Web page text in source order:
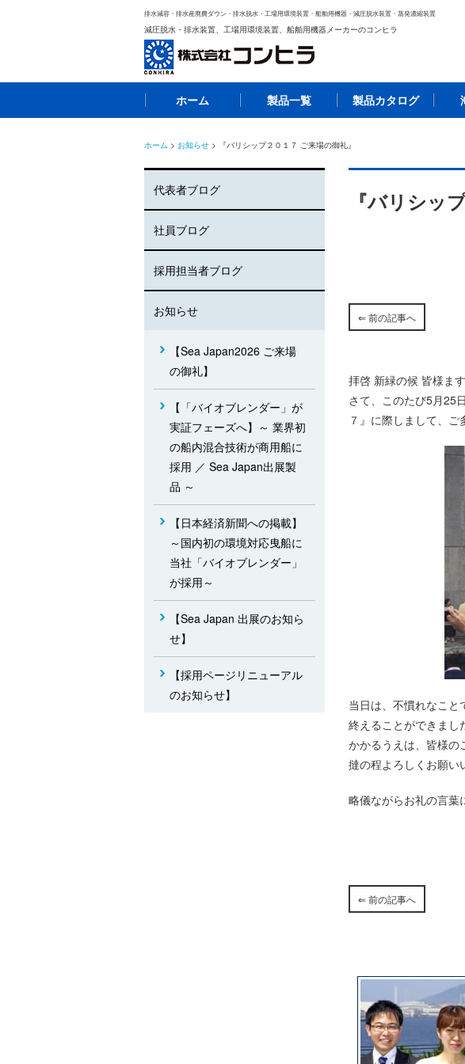
排水減容・排水産廃費ダウン・排水脱水・工場用環境装置・船舶用機器・減圧脱水装置・蒸発濃縮装置
減圧脱水・排水装置、工場用環境装置、船舶用機器メーカーのコンヒラ
ホーム 製品一覧 製品カタログ
ホーム > お知らせ > 『バリシップ２０１７ ご来場の御礼』
『バリシッ
⇐ 前の記事へ
拝啓 新緑の候 皆様ま
さて、このたび5月25
７』に際しまして、
当日は、不慣れなこ
終えることができまし
かかるうえは、皆様の
撻の程よろしくお願い
略儀ながらお礼の言葉
⇐ 前の記事へ
代表者ブログ
社員ブログ
採用担当者ブログ
お知らせ
【Sea Japan2026 ご来場
の御礼】
【「バイオブレンダー」が
実証フェーズへ】～ 業界初
の船内混合技術が商用船に
採用 ／ Sea Japan出展製
品 ～
【日本経済新聞への掲載】
～国内初の環境対応曳船に
当社「バイオブレンダー」
が採用～
【Sea Japan 出展のお知ら
せ】
【採用ページリニューアル
のお知らせ】